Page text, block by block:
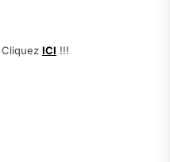
Cliquez ICI !!!